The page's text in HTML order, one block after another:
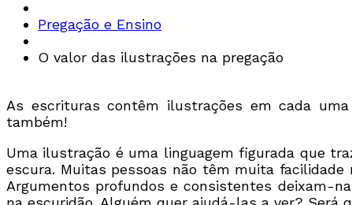
Pregação e Ensino
O valor das ilustrações na pregação
As escrituras contêm ilustrações em cada
também!
Uma ilustração é uma linguagem figurada que
escura. Muitas pessoas não têm muita
Argumentos profundos e consistentes deixam-